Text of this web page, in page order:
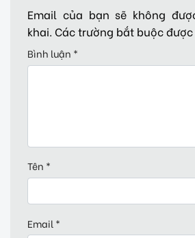
Email của bạn sẽ không
khai. Các trường bắt buộc
Bình luận *
Tên *
Email *